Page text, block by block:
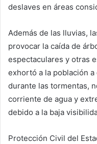
deslaves en áreas
Además de las lluvias,
provocar la caída de
espectaculares y otras
exhortó a la población
durante las tormentas,
corriente de agua y
debido a la baja
Protección Civil del